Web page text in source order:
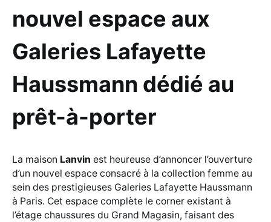
nouvel espace aux
Galeries Lafayette
Haussmann dédié au
prêt-à-porter
La maison Lanvin est heureuse d’annoncer l’ouverture
d’un nouvel espace consacré à la collection femme au
sein des prestigieuses Galeries Lafayette Haussmann
à Paris. Cet espace complète le corner existant à
l’étage chaussures du Grand Magasin, faisant des